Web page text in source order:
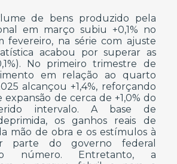
de bens produzido pela
em março subiu +0,1% no
fevereiro, na série com ajuste
acabou por superar as
No primeiro trimestre de
em relação ao quarto
alcançou +1,4%, reforçando
de cerca de +1,0% do
intervalo. A base de
os ganhos reais de
mão de obra e os estímulos à
parte do governo federal
número. Entretanto, a